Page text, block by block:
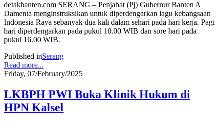
detakbanten.com SERANG – Penjabat (Pj) Gubernur Banten A
Damenta menginstruksikan untuk diperdengarkan lagu kebangsaan
Indonesia Raya sebanyak dua kali dalam sehari pada hari kerja. Pagi
hari diperdengarkan pada pukul 10.00 WIB dan sore hari pada
pukul 16.00 WIB.
Published inSerang
Read more...
Friday, 07/February/2025
LKBPH PWI Buka Klinik Hukum di
HPN Kalsel